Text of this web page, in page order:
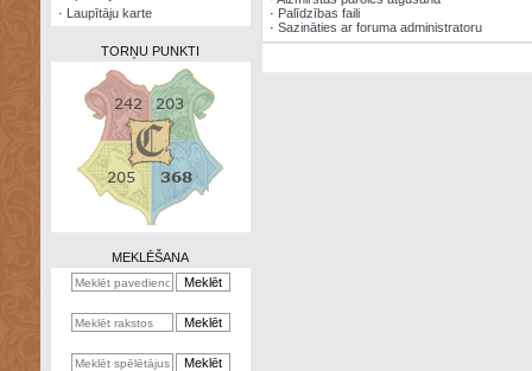
kalkulators
· Laupītāju karte
TORŅU PUNKTI
MEKLĒŠANA
· Palīdzības faili
· Sazināties ar foruma administratoru